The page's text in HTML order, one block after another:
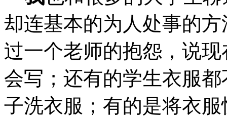
却连基本的为人处事的
过一个老师的抱怨，说
会写；还有的学生衣服
子洗衣服；有的是将衣